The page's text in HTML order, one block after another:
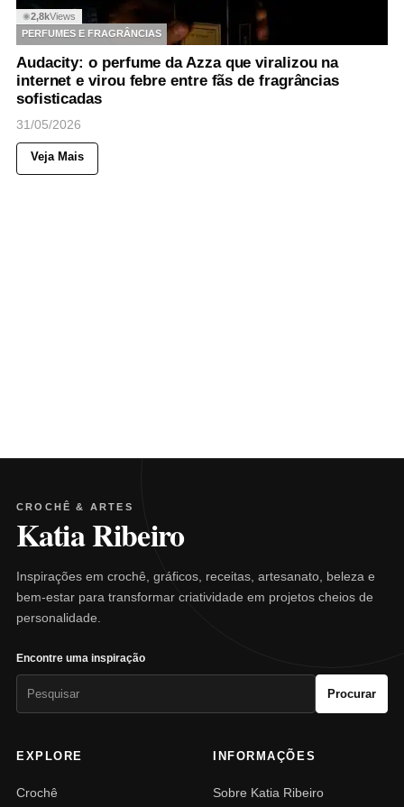
◉2,8kViews
PERFUMES E FRAGRÂNCIAS
Audacity: o perfume da Azza que viralizou na
internet e virou febre entre fãs de fragrâncias
sofisticadas
31/05/2026
Veja Mais
CROCHÊ & ARTES
Katia Ribeiro
Inspirações em crochê, gráficos, receitas, artesanato, beleza e
bem-estar para transformar criatividade em projetos cheios de
personalidade.
Encontre uma inspiração
Procurar
EXPLORE
Crochê
INFORMAÇÕES
Sobre Katia Ribeiro